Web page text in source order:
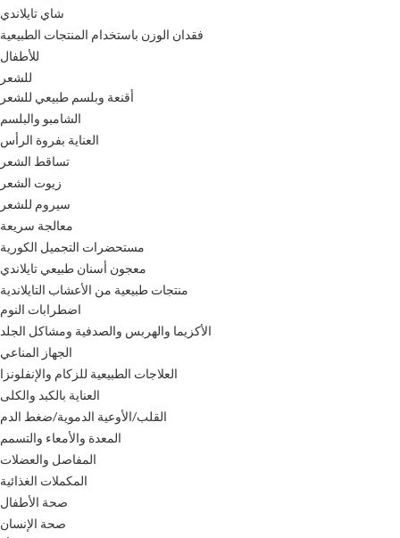
شاي تايلاندي
فقدان الوزن باستخدام المنتجات الطبيعية
للأطفال
للشعر
أقنعة وبلسم طبيعي للشعر
الشامبو والبلسم
العناية بفروة الرأس
تساقط الشعر
زيوت الشعر
سيروم للشعر
معالجة سريعة
مستحضرات التجميل الكورية
معجون أسنان طبيعي تايلاندي
منتجات طبيعية من الأعشاب التايلاندية
اضطرابات النوم
الأكزيما والهربس والصدفية ومشاكل الجلد
الجهاز المناعي
العلاجات الطبيعية للزكام والإنفلونزا
العناية بالكبد والكلى
القلب/الأوعية الدموية/ضغط الدم
المعدة والأمعاء والتسمم
المفاصل والعضلات
المكملات الغذائية
صحة الأطفال
صحة الإنسان